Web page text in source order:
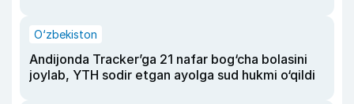
O‘zbekiston
Andijonda Tracker’ga 21 nafar bog‘cha bolasini
joylab, YTH sodir etgan ayolga sud hukmi o‘qildi